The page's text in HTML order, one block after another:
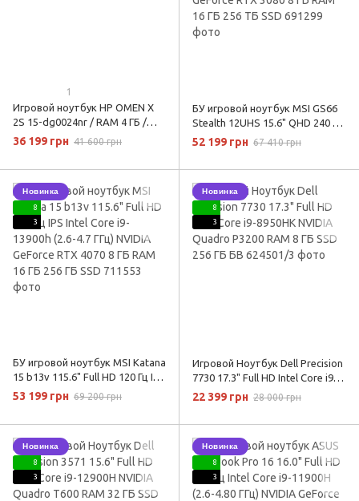
1
Игровой ноутбук HP OMEN X
2S 15-dg0024nr / RAM 4 ГБ /
SSD 128 ГБ
36 199 грн 41 600 грн
БУ игровой ноутбук MSI GS66
Stealth 12UHS 15.6" QHD 240 Гц
Intel Core i9-12900H (2.9-4 ГГц )
NVIDIA GeForce RTX 3080 8 ГБ
52 199 грн 67 410 грн
Новинка
8
3
БУ игровой ноутбук MSI Katana
15 b13v 115.6" Full HD 120 Гц IPS
Intel Core i9-13900h (2.6-4.7 ГГц)
NVIDIA GeForce RTX 4070 8 ГБ
53 199 грн 69 200 грн
Новинка
8
3
Игровой Ноутбук Dell Precision
7730 17.3" Full HD Intel Core i9-
8950HK NVIDIA Quadro P3200
RAM 8 ГБ SSD 256 ГБ БВ
22 399 грн 28 000 грн
Новинка
8
3
Новинка
8
3